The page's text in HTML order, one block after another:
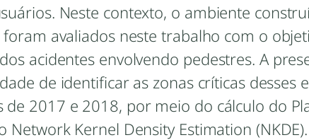
Neste contexto, o ambiente
avaliados neste trabalho com o
acidentes envolvendo pedestres. A
de identificar as zonas críticas desses
de 2017 e 2018, por meio do cálculo do
Network Kernel Density Estimation (NKDE).